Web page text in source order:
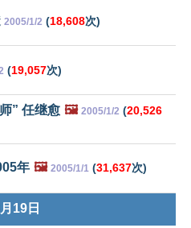
2005/1/2 (18,608次)
(19,057次)
” 任继愈 🖼️ 2005/1/2 (20,526
年 🖼️ 2005/1/1 (31,637次)
19日